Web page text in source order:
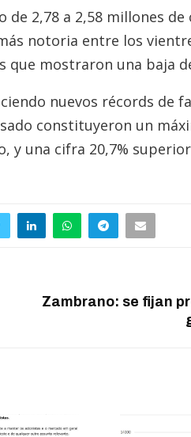
2,78 a 2,58 millones
notoria entre los
mostraron una baja
nuevos récords de
constituyeron un
y una cifra 20,7%
Zambrano: se fijan